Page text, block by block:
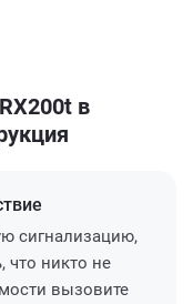
в
сигнализацию,
что никто не
вызовите